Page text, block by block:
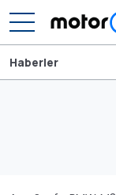
Haberler